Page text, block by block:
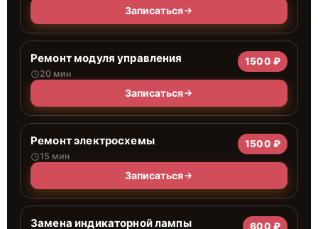
Записаться
Ремонт модуля управления
20 мин
1500 ₽
Записаться
Ремонт электросхемы
15 мин
1500 ₽
Записаться
Замена индикаторной лампы 600 ₽